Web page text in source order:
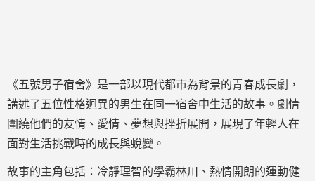
《五號男子宿舍》是一部以現代都市為背景的青春成長劇，
講述了五位性格迥異的男生在同一宿舍中生活的故事。劇情
圍繞他們的友情、愛情、夢想與挫折展開，展現了年輕人在
面對生活挑戰時的成長與蛻變。
故事的主角包括：冷靜理智的學霸林川、熱情開朗的運動健